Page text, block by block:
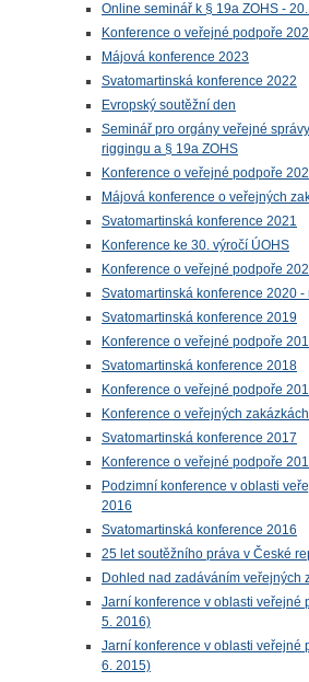
Online seminář k § 19a ZOHS -
Konference o veřejné podpoře
Májová konference 2023
Svatomartinská konference 2022
Evropský soutěžní den
Seminář pro orgány veřejné
riggingu a § 19a ZOHS
Konference o veřejné podpoře
Májová konference o veřejných
Svatomartinská konference 2021
Konference ke 30. výročí ÚOHS
Konference o veřejné podpoře
Svatomartinská konference 2020
Svatomartinská konference 2019
Konference o veřejné podpoře
Svatomartinská konference 2018
Konference o veřejné podpoře
Konference o veřejných
Svatomartinská konference 2017
Konference o veřejné podpoře
Podzimní konference v oblasti
2016
Svatomartinská konference 2016
25 let soutěžního práva v České
Dohled nad zadáváním veřejných
Jarní konference v oblasti veřejné
5. 2016)
Jarní konference v oblasti veřejné
6. 2015)